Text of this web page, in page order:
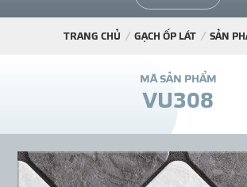
TRANG CHỦ GẠCH ỐP LÁT SẢN
MÃ SẢN PHẨM
VU308